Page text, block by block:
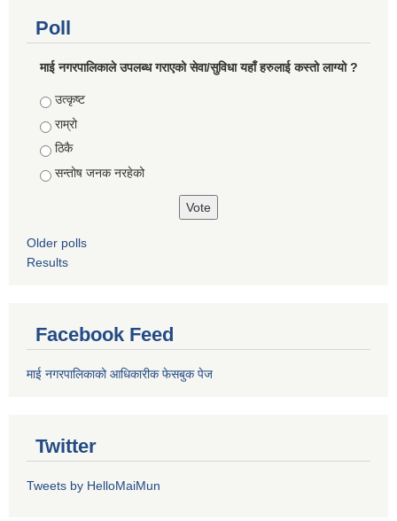
Poll
माई नगरपालिकाले उपलब्ध गराएको सेवा/सुविधा यहाँ हरुलाई कस्तो लाग्यो ?
Choices
उत्कृष्ट
राम्रो
ठिकै
सन्तोष जनक नरहेको
Older polls
Results
Facebook Feed
माई नगरपालिकाको आधिकारीक फेसबुक पेज
Twitter
Tweets by HelloMaiMun